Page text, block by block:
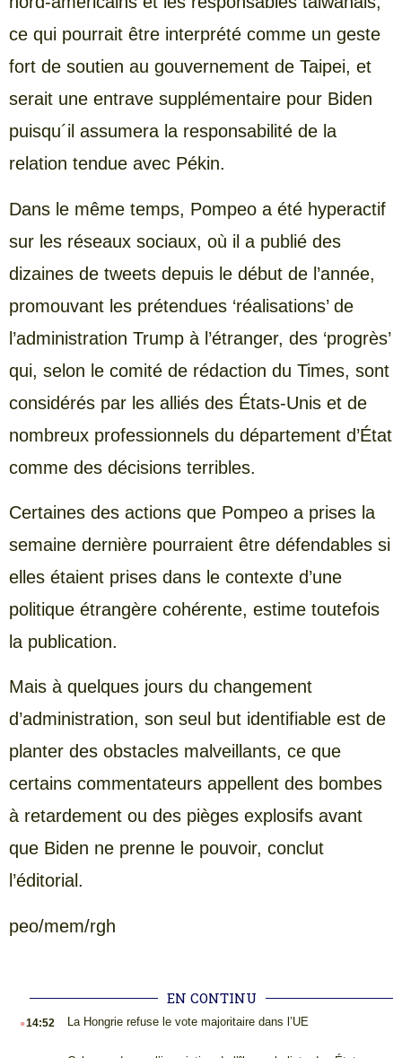
ce qui pourrait être interprété comme un geste
fort de soutien au gouvernement de Taipei, et
serait une entrave supplémentaire pour Biden
puisqu´il assumera la responsabilité de la
relation tendue avec Pékin.
Dans le même temps, Pompeo a été hyperactif
sur les réseaux sociaux, où il a publié des
dizaines de tweets depuis le début de l’année,
promouvant les prétendues ‘réalisations’ de
l’administration Trump à l’étranger, des ‘progrès’
qui, selon le comité de rédaction du Times, sont
considérés par les alliés des États-Unis et de
nombreux professionnels du département d’État
comme des décisions terribles.
Certaines des actions que Pompeo a prises la
semaine dernière pourraient être défendables si
elles étaient prises dans le contexte d’une
politique étrangère cohérente, estime toutefois
la publication.
Mais à quelques jours du changement
d’administration, son seul but identifiable est de
planter des obstacles malveillants, ce que
certains commentateurs appellent des bombes
à retardement ou des pièges explosifs avant
que Biden ne prenne le pouvoir, conclut
l’éditorial.
peo/mem/rgh
EN CONTINU
.14:52 La Hongrie refuse le vote majoritaire dans l’UE